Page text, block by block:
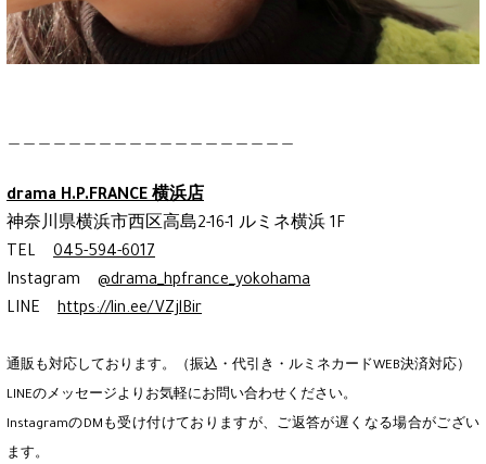
＿＿＿＿＿＿＿＿＿＿＿＿＿＿＿＿＿＿＿
drama H.P.FRANCE 横浜店
神奈川県横浜市西区高島2-16-1 ルミネ横浜 1F
TEL 045-594-6017
Instagram @drama_hpfrance_yokohama
LINE https://lin.ee/VZjlBir
通販も対応しております。（振込・代引き・ルミネカードWEB決済対応）
LINEのメッセージよりお気軽にお問い合わせください。
InstagramのDMも受け付けておりますが、ご返答が遅くなる場合がござい
ます。